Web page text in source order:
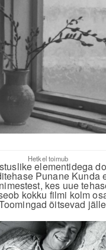
Hetkel toimub
elementidega
Punane Kunda
kes uue
kokku filmi kolm
õitsevad